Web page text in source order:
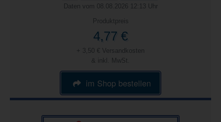
Daten vom 08.08.2026 12:13 Uhr
Produktpreis
4,77 €
+ 3,50 € Versandkosten
& inkl. MwSt.
im Shop bestellen